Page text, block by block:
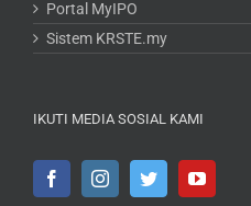
Portal MyIPO
Sistem KRSTE.my
IKUTI MEDIA SOSIAL KAMI